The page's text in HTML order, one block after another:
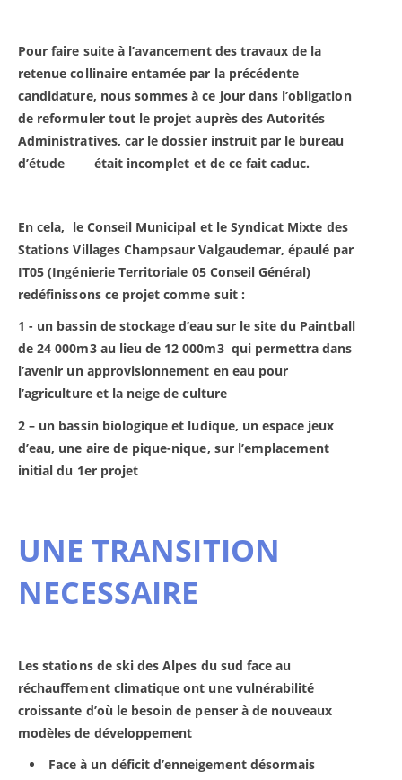
Pour faire suite à l’avancement des travaux de la
retenue collinaire entamée par la précédente
candidature, nous sommes à ce jour dans l’obligation
de reformuler tout le projet auprès des Autorités
Administratives, car le dossier instruit par le bureau
d’étude était incomplet et de ce fait caduc.
En cela, le Conseil Municipal et le Syndicat Mixte des
Stations Villages Champsaur Valgaudemar, épaulé par
IT05 (Ingénierie Territoriale 05 Conseil Général)
redéfinissons ce projet comme suit :
1 - un bassin de stockage d’eau sur le site du Paintball
de 24 000m3 au lieu de 12 000m3 qui permettra dans
l’avenir un approvisionnement en eau pour
l’agriculture et la neige de culture
2 – un bassin biologique et ludique, un espace jeux
d’eau, une aire de pique-nique, sur l’emplacement
initial du 1er projet
UNE TRANSITION
NECESSAIRE
Les stations de ski des Alpes du sud face au
réchauffement climatique ont une vulnérabilité
croissante d’où le besoin de penser à de nouveaux
modèles de développement
Face à un déficit d’enneigement désormais